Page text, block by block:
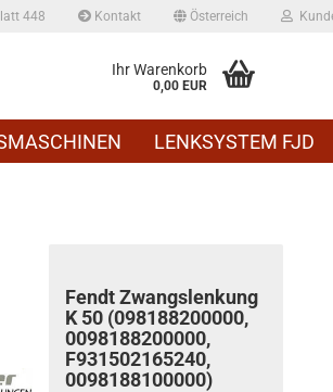
448 Kontakt Österreich
Ihr Warenkorb
0,00 EUR
LENKSYSTEM FJD
Fendt Zwangs­len­kung
K 50 (098188200000,
0098188200000,
F931502165240,
0098188100000)